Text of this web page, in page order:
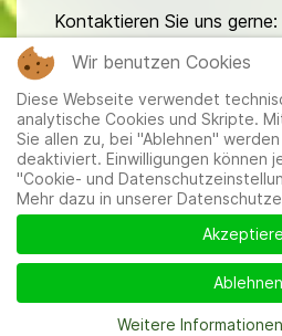
Kontaktieren Sie uns gerne:
Mitglieder|Impressum|
und
Wir benutzen Cookies
Diese Webseite verwendet
analytische Cookies und Skripte.
Sie allen zu, bei "Ablehnen"
deaktiviert. Einwilligungen können
"Cookie- und
Mehr dazu in unserer
Ablehnen
Weitere Informationen